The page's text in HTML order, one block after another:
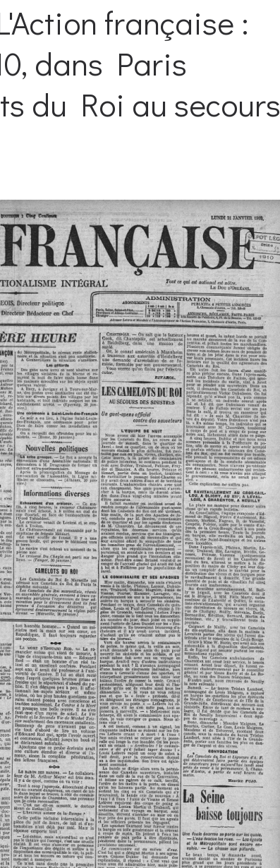
française :
dans Paris
du Roi au secours